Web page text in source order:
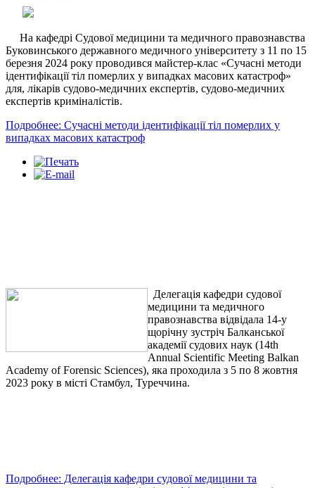
На кафедрі Судової медицини та медичного правознавства
Буковинського державного медичного університету з 11 по 15
березня 2024 року проводився майстер-клас «Сучасні методи
ідентифікації тіл померлих у випадках масових катастроф»
для, лікарів судово-медичних експертів, судово-медичних
експертів криміналістів.
Подробнее: Сучасні методи ідентифікації тіл померлих у
випадках масових катастроф
Делегація кафедри судової
медицини та медичного
правознавства відвідала 14-у
щорічну зустріч Балканської
академії судових наук (14th
Annual Scientific Meeting Balkan
Academy of Forensic Sciences), яка проходила з 5 по 8 жовтня
2023 року в місті Стамбул, Туреччина.
Подробнее: Делегація кафедри судової медицини та